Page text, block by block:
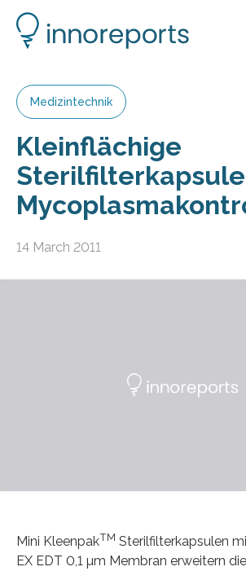
Medizintechnik
Kleinflächige
14 March 2011
Mini KleenpakTM Sterilfilterkapsulen
EX EDT 0,1 µm Membran erweitern